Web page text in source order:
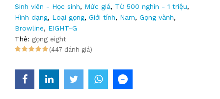
Sinh viên - Học sinh, Mức giá, Từ 500 nghìn - 1 triệu,
Hình dạng, Loại gọng, Giới tính, Nam, Gọng vành,
Browline, EIGHT-G
Thẻ: gọng eight
(447 đánh giá)